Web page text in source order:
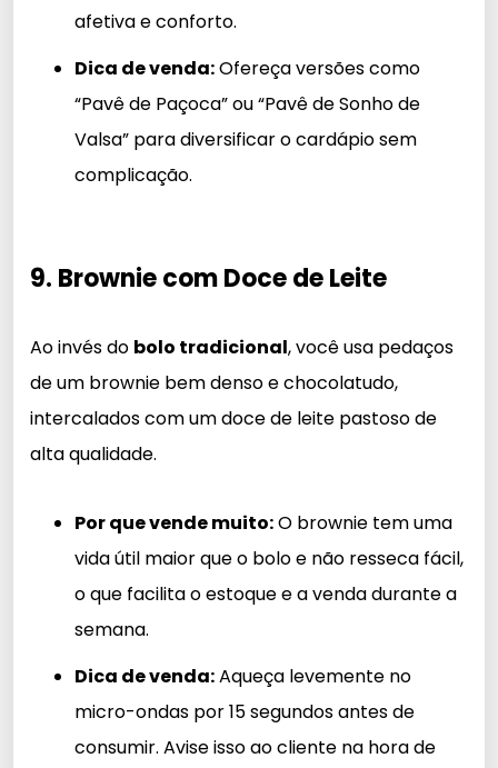
afetiva e conforto.
Dica de venda:Ofereça versões como
“Pavê de Paçoca” ou “Pavê de Sonho de
Valsa” para diversificar o cardápio sem
complicação.
9. Brownie com Doce de Leite
Ao invés do bolo tradicional, você usa pedaços
de um brownie bem denso e chocolatudo,
intercalados com um doce de leite pastoso de
alta qualidade.
Por que vende muito:O brownie tem uma
vida útil maior que o bolo e não resseca fácil,
o que facilita o estoque e a venda durante a
semana.
Dica de venda:Aqueça levemente no
micro-ondas por 15 segundos antes de
consumir. Avise isso ao cliente na hora de